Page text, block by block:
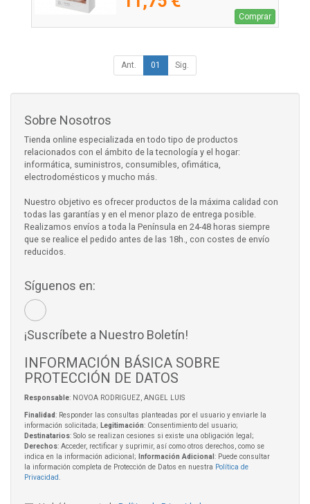
Comprar
Ant. 01 Sig.
Sobre Nosotros
Tienda online especializada en todo tipo de productos
relacionados con el ámbito de la tecnología y el hogar:
informática, suministros, consumibles, ofimática,
electrodomésticos y mucho más.
Nuestro objetivo es ofrecer productos de la máxima calidad con
todas las garantías y en el menor plazo de entrega posible.
Realizamos envíos a toda la Península en 24-48 horas siempre
que se realice el pedido antes de las 18h., con costes de envío
reducidos.
Síguenos en:
¡Suscríbete a Nuestro Boletín!
INFORMACIÓN BÁSICA SOBRE
PROTECCIÓN DE DATOS
Responsable: NOVOA RODRIGUEZ, ANGEL LUIS
Finalidad: Responder las consultas planteadas por el usuario y enviarle la
información solicitada; Legitimación: Consentimiento del usuario;
Destinatarios: Solo se realizan cesiones si existe una obligación legal;
Derechos: Acceder, rectificar y suprimir, así como otros derechos, como se
indica en la información adicional;
Información Adicional : Puede consultar
la información completa de Protección de Datos en nuestra Política de
Privacidad .